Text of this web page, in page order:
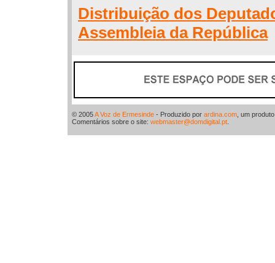
Distribuição dos
Assembleia da República
© 2005A Voz de Ermesinde - Produzido por ardina.com , um
Comentários sobre o site: webmaster@domdigital.pt